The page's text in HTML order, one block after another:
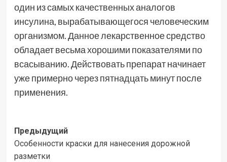
один из самых качественных аналогов
инсулина, вырабатывающегося человеческим
организмом. Данное лекарственное средство
обладает весьма хорошими показателями по
всасыванию. Действовать препарат начинает
уже примерно через пятнадцать минут после
применения.
Навигация
записи
Предыдущий
Особенности краски для нанесения дорожной
разметки